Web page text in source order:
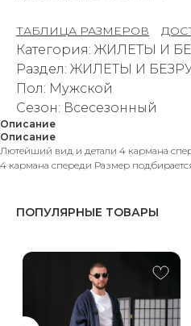
ТАБЛИЦА РАЗМЕРОВ
Категория: ЖИЛЕТЫ И
Раздел: ЖИЛЕТЫ И
Пол: Мужской
Сезон: Всесезонный
Описание
Описание
Лютейший вид и детали 4 кармана
4 кармана спереди Размер
ПОПУЛЯРНЫЕ ТОВАРЫ